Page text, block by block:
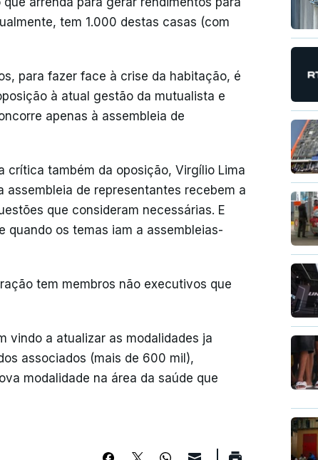
tem 1.000 destas casas (com
para fazer face à crise da habitação, é
à atual gestão da mutualista e
apenas à assembleia de
crítica também da oposição, Virgílio Lima
de representantes recebem a
que consideram necessárias. E
quando os temas iam a assembleias-
tem membros não executivos que
vindo a atualizar as modalidades ja
associados (mais de 600 mil),
modalidade na área da saúde que